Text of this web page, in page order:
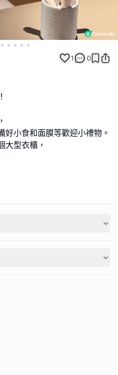
1 0
好小食和面膜等歡迎小禮物。
大型衣櫃，